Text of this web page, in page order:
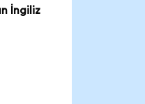
İngiliz